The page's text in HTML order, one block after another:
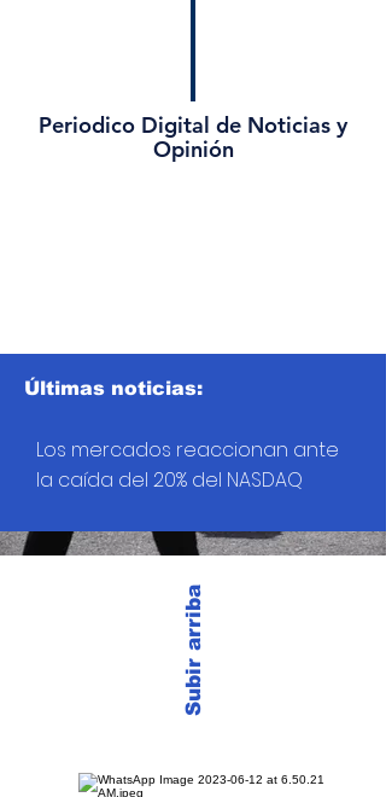
Periodico Digital de Noticias y
Opinión
Subir arriba
Últimas noticias:
Los mercados reaccionan ante
la caída del 20% del NASDAQ